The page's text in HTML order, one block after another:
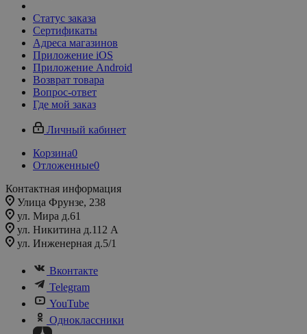
Статус заказа
Сертификаты
Адреса магазинов
Приложение iOS
Приложение Android
Возврат товара
Вопрос-ответ
Где мой заказ
Личный кабинет
Корзина0
Отложенные0
Контактная информация
Улица Фрунзе, 238​
ул. Мира д.61
ул. Никитина д.112 А
ул. Инженерная д.5/1
Вконтакте
Telegram
YouTube
Одноклассники